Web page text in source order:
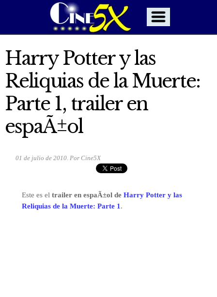
Harry Potter y las
Reliquias de la Muerte:
Parte 1, trailer en
espaÃ±ol
01 de julio de 2010. Por Cine5X
Este es el trailer en espaÃ±ol de Harry Potter y las
Reliquias de la Muerte: Parte 1 .